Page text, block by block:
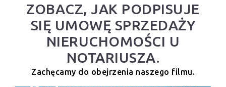
ZOBACZ, JAK PODPISUJE
SIĘ UMOWĘ SPRZEDAŻY
NIERUCHOMOŚCI U
NOTARIUSZA.
Zachęcamy do obejrzenia naszego filmu.